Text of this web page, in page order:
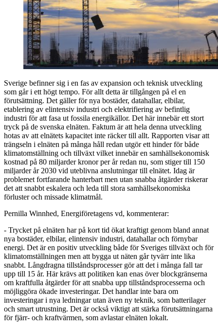
Sverige befinner sig i en fas av expansion och teknisk utveckling
som går i ett högt tempo. För allt detta är tillgången på el en
förutsättning. Det gäller för nya bostäder, datahallar, elbilar,
etablering av elintensiv industri och elektrifiering av befintlig
industri för att fasa ut fossila energikällor. Det här innebär ett stort
tryck på de svenska elnäten. Faktum är att hela denna utveckling
hotas av att elnätets kapacitet inte räcker till allt. Rapporten visar att
trängseln i elnäten på många håll redan utgör ett hinder för både
klimatomställning och tillväxt vilket innebär en samhällsekonomisk
kostnad på 80 miljarder kronor per år redan nu, som stiger till 150
miljarder år 2030 vid uteblivna anslutningar till elnätet. Idag är
problemet fortfarande hanterbart men utan snabba åtgärder riskerar
det att snabbt eskalera och leda till stora samhällsekonomiska
förluster och missade klimatmål.
Pernilla Winnhed, Energiföretagens vd, kommenterar:
- Trycket på elnäten har på kort tid ökat kraftigt genom bland annat
nya bostäder, elbilar, elintensiv industri, datahallar och förnybar
energi. Det är en positiv utveckling både för Sveriges tillväxt och för
klimatomställningen men att bygga ut näten går tyvärr inte lika
snabbt. Långdragna tillståndsprocesser gör att det i många fall tar
upp till 15 år. Här krävs att politiken kan enas över blockgränserna
om kraftfulla åtgärder för att snabba upp tillståndsprocesserna och
möjliggöra ökade investeringar. Det handlar inte bara om
investeringar i nya ledningar utan även ny teknik, som batterilager
och smart utrustning. Det är också viktigt att stärka förutsättningarna
för fjärr- och kraftvärmen, som avlastar elnäten lokalt.